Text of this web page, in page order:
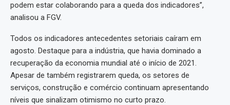
podem estar colaborando para a queda dos indicadores”,
analisou a FGV.
Todos os indicadores antecedentes setoriais caíram em
agosto. Destaque para a indústria, que havia dominado a
recuperação da economia mundial até o início de 2021.
Apesar de também registrarem queda, os setores de
serviços, construção e comércio continuam apresentando
níveis que sinalizam otimismo no curto prazo.